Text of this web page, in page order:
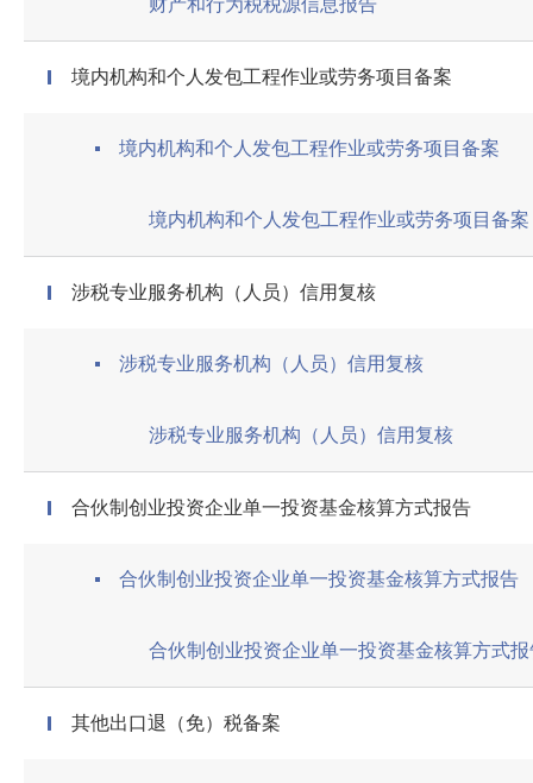
财产和行为税税源信息报告
境内机构和个人发包工程作业或劳务项目备案
境内机构和个人发包工程作业或劳务项目备案
境内机构和个人发包工程作业或劳务项目备案
涉税专业服务机构（人员）信用复核
涉税专业服务机构（人员）信用复核
涉税专业服务机构（人员）信用复核
合伙制创业投资企业单一投资基金核算方式报告
合伙制创业投资企业单一投资基金核算方式报告
合伙制创业投资企业单一投资基金核算方式报
其他出口退（免）税备案